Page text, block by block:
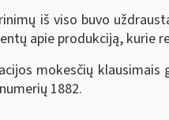
iš viso buvo
apie produkciją, kurie
mokesčių
1882.